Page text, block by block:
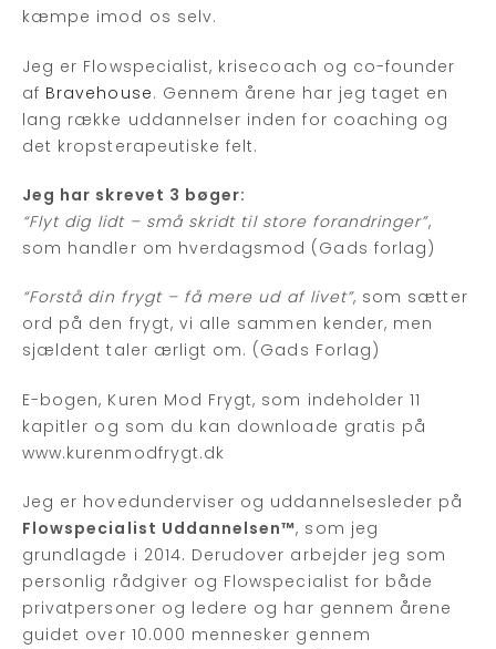
kæmpe imod os selv.
Jeg er Flowspecialist, krisecoach og co-founder
af Bravehouse. Gennem årene har jeg taget en
lang række uddannelser inden for coaching og
det kropsterapeutiske felt.
Jeg har skrevet 3 bøger:
“Flyt dig lidt – små skridt til store forandringer”,
som handler om hverdagsmod (Gads forlag)
“Forstå din frygt – få mere ud af livet”, som sætter
ord på den frygt, vi alle sammen kender, men
sjældent taler ærligt om. (Gads Forlag)
E-bogen, Kuren Mod Frygt, som indeholder 11
kapitler og som du kan downloade gratis på
www.kurenmodfrygt.dk
Jeg er hovedunderviser og uddannelsesleder på
Flowspecialist Uddannelsen™, som jeg
grundlagde i 2014. Derudover arbejder jeg som
personlig rådgiver og Flowspecialist for både
privatpersoner og ledere og har gennem årene
guidet over 10.000 mennesker gennem